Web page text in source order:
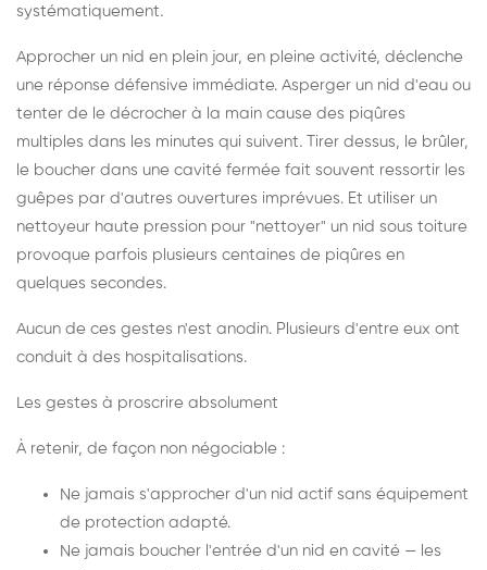
systématiquement.
Approcher un nid en plein jour, en pleine activité, déclenche
une réponse défensive immédiate. Asperger un nid d'eau ou
tenter de le décrocher à la main cause des piqûres
multiples dans les minutes qui suivent. Tirer dessus, le brûler,
le boucher dans une cavité fermée fait souvent ressortir les
guêpes par d'autres ouvertures imprévues. Et utiliser un
nettoyeur haute pression pour "nettoyer" un nid sous toiture
provoque parfois plusieurs centaines de piqûres en
quelques secondes.
Aucun de ces gestes n'est anodin. Plusieurs d'entre eux ont
conduit à des hospitalisations.
Les gestes à proscrire absolument
À retenir, de façon non négociable :
Ne jamais s'approcher d'un nid actif sans équipement
de protection adapté.
Ne jamais boucher l'entrée d'un nid en cavité — les